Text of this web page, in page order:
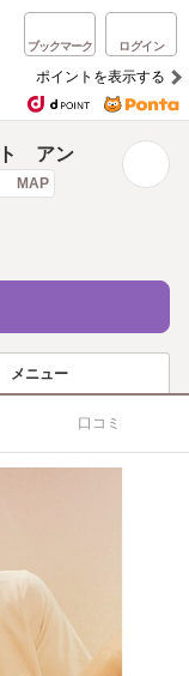
ブックマーク ログイン
ポイントを表示する
ト アン
MAP
メニュー
口コミ